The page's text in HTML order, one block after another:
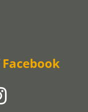
Facebook